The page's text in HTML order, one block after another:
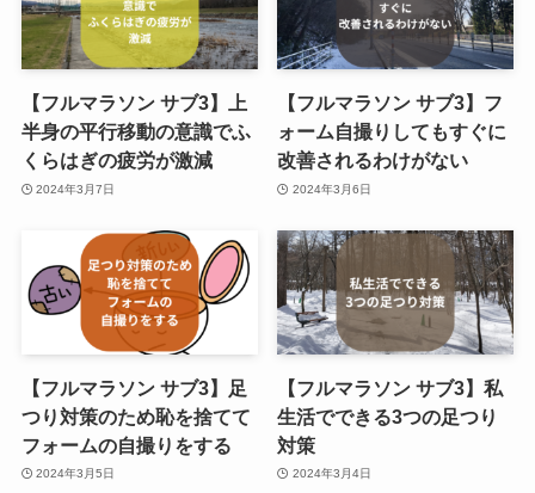
【フルマラソン サブ3】上
半身の平行移動の意識でふ
くらはぎの疲労が激減
2024年3月7日
【フルマラソン サブ3】フ
ォーム自撮りしてもすぐに
改善されるわけがない
2024年3月6日
【フルマラソン サブ3】足
つり対策のため恥を捨てて
フォームの自撮りをする
2024年3月5日
【フルマラソン サブ3】私
生活でできる3つの足つり
対策
2024年3月4日